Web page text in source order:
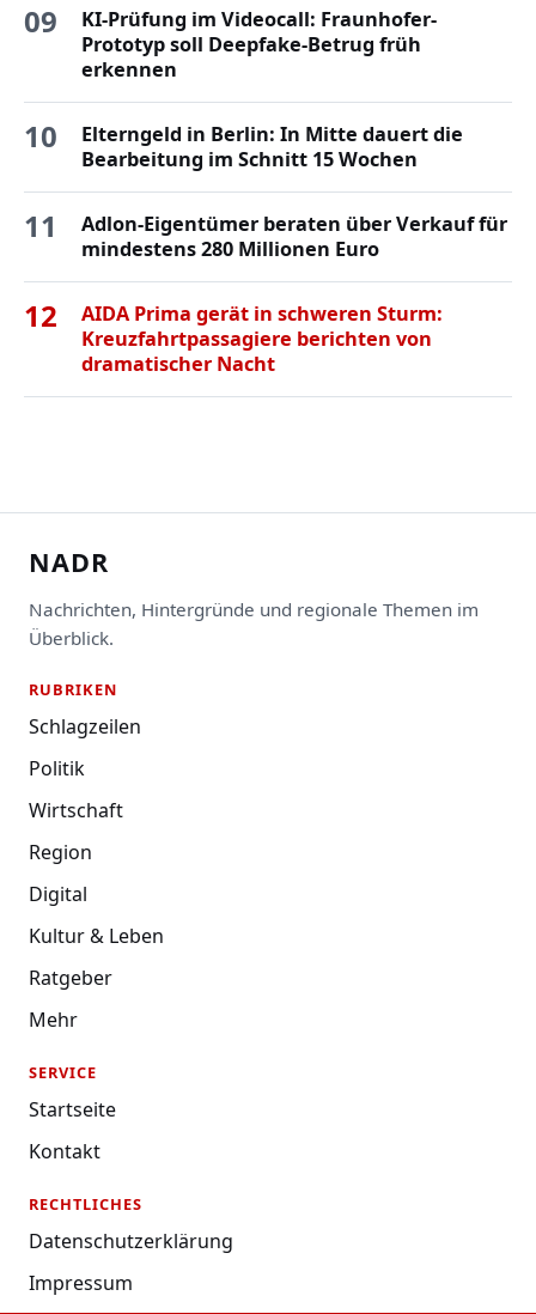
09
KI-Prüfung im Videocall: Fraunhofer-
Prototyp soll Deepfake-Betrug früh
erkennen
10
Elterngeld in Berlin: In Mitte dauert die
Bearbeitung im Schnitt 15 Wochen
11
Adlon-Eigentümer beraten über Verkauf für
mindestens 280 Millionen Euro
12
AIDA Prima gerät in schweren Sturm:
Kreuzfahrtpassagiere berichten von
dramatischer Nacht
NADR
Nachrichten, Hintergründe und regionale Themen im
Überblick.
RUBRIKEN
Schlagzeilen
Politik
Wirtschaft
Region
Digital
Kultur & Leben
Ratgeber
Mehr
SERVICE
Startseite
Kontakt
RECHTLICHES
Datenschutzerklärung
Impressum